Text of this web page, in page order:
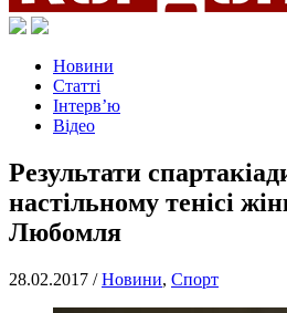
Новини
Статті
Інтерв’ю
Відео
Результати
настільному тенісі
Любомля
28.02.2017 /Новини, Спорт